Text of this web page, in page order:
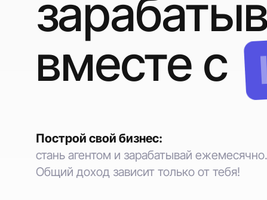
вместе с
Построй свой бизнес:
стань агентом и зарабатывай ежемесячно.
Общий доход зависит только от тебя!